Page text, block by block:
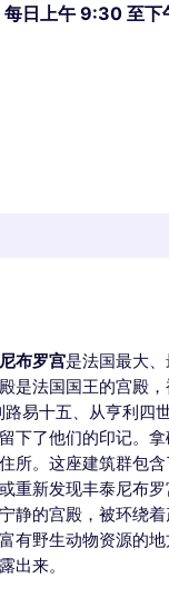
每日上午 9:30 至
布罗宫是法国最大
是法国国王的宫殿，
易十五、从亨利四
下了他们的印记。
所。这座建筑群包
重新发现丰泰尼布
静的宫殿，被环绕
有野生动物资源的
出来。